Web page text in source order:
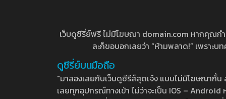
เว็บดูซีรี่ย์ฟรี ไม่มีโฆษณา domain.com หากคุณก
ละก็ขอบอกเลยว่า “ห้ามพลาด!” เพราะ
ดูซีรี่ย์บนมือถือ
"มาลองเลยกับเว็บดูซีรีส์สุดเจ๋ง แบบไม่มีโฆษณากั้
เลยทุกอุปกรณ์ทางเข้า ไม่ว่าจะเป็น IOS –